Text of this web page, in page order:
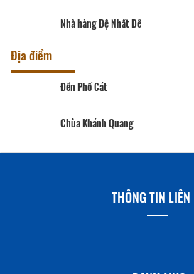
Đền Phố Cát
THÔNG TIN